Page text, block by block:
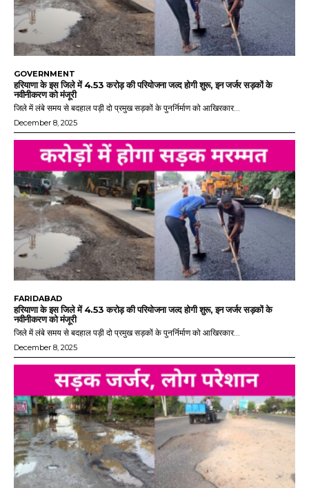
GOVERNMENT
हरियाणा के इस जिले में 4.53 करोड़ की परियोजना जल्द होगी शुरू, इन जर्जर सड़कों के
नवीनीकरण को मंजूरी
जिले में लंबे समय से बदहाल पड़ी दो प्रमुख सड़कों के पुनर्निर्माण को आखिरकार...
December 8, 2025
FARIDABAD
हरियाणा के इस जिले में 4.53 करोड़ की परियोजना जल्द होगी शुरू, इन जर्जर सड़कों के
नवीनीकरण को मंजूरी
जिले में लंबे समय से बदहाल पड़ी दो प्रमुख सड़कों के पुनर्निर्माण को आखिरकार...
December 8, 2025